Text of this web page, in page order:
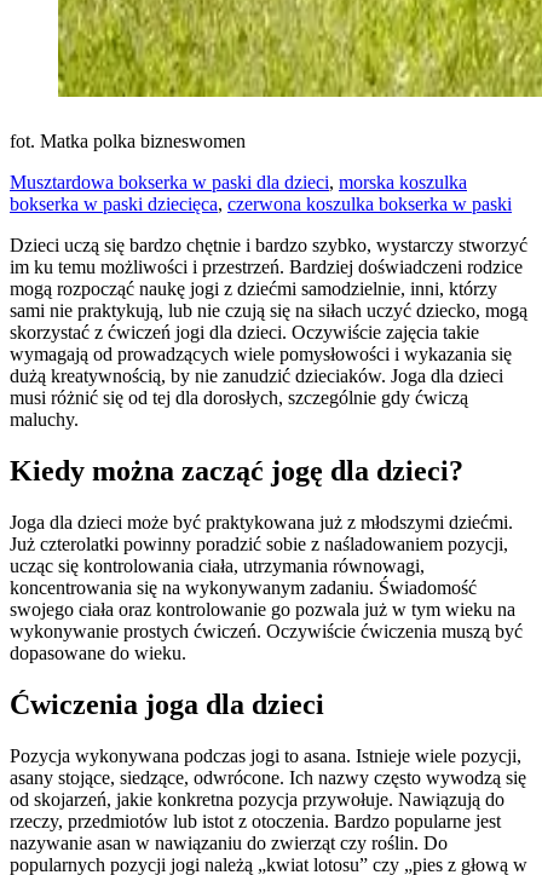
fot. Matka polka bizneswomen
Musztardowa bokserka w paski dla dzieci, morska koszulka
bokserka w paski dziecięca, czerwona koszulka bokserka w paski
Dzieci uczą się bardzo chętnie i bardzo szybko, wystarczy stworzyć
im ku temu możliwości i przestrzeń. Bardziej doświadczeni rodzice
mogą rozpocząć naukę jogi z dziećmi samodzielnie, inni, którzy
sami nie praktykują, lub nie czują się na siłach uczyć dziecko, mogą
skorzystać z ćwiczeń jogi dla dzieci. Oczywiście zajęcia takie
wymagają od prowadzących wiele pomysłowości i wykazania się
dużą kreatywnością, by nie zanudzić dzieciaków. Joga dla dzieci
musi różnić się od tej dla dorosłych, szczególnie gdy ćwiczą
maluchy.
Kiedy można zacząć jogę dla dzieci?
Joga dla dzieci może być praktykowana już z młodszymi dziećmi.
Już czterolatki powinny poradzić sobie z naśladowaniem pozycji,
ucząc się kontrolowania ciała, utrzymania równowagi,
koncentrowania się na wykonywanym zadaniu. Świadomość
swojego ciała oraz kontrolowanie go pozwala już w tym wieku na
wykonywanie prostych ćwiczeń. Oczywiście ćwiczenia muszą być
dopasowane do wieku.
Ćwiczenia joga dla dzieci
Pozycja wykonywana podczas jogi to asana. Istnieje wiele pozycji,
asany stojące, siedzące, odwrócone. Ich nazwy często wywodzą się
od skojarzeń, jakie konkretna pozycja przywołuje. Nawiązują do
rzeczy, przedmiotów lub istot z otoczenia. Bardzo popularne jest
nazywanie asan w nawiązaniu do zwierząt czy roślin. Do
popularnych pozycji jogi należą „kwiat lotosu” czy „pies z głową w